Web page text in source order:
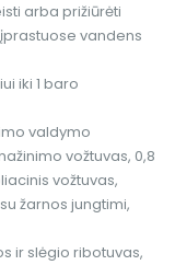
arba prižiūrėti
vandens
iki 1 baro
valdymo
vožtuvas, 0,8
vožtuvas,
žarnos jungtimi,
ir slėgio ribotuvas,